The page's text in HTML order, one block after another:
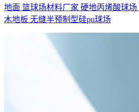
地面 篮球场材料厂家 硬地丙烯酸球场
木地板 无缝半预制型硅pu球场